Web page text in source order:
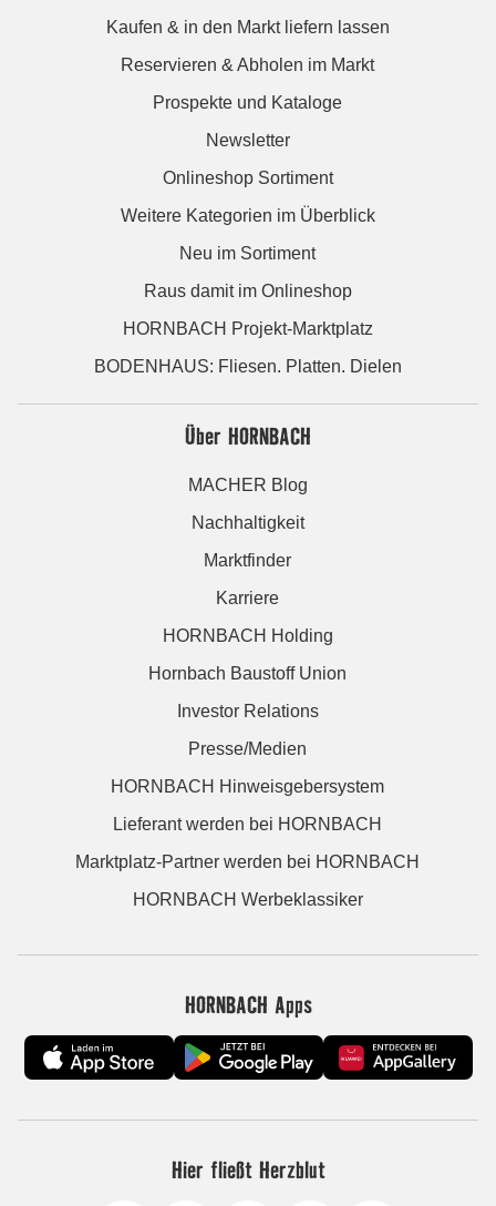
Kaufen & in den Markt liefern lassen
Reservieren & Abholen im Markt
Prospekte und Kataloge
Newsletter
Onlineshop Sortiment
Weitere Kategorien im Überblick
Neu im Sortiment
Raus damit im Onlineshop
HORNBACH Projekt-Marktplatz
BODENHAUS: Fliesen. Platten. Dielen
Über HORNBACH
MACHER Blog
Nachhaltigkeit
Marktfinder
Karriere
HORNBACH Holding
Hornbach Baustoff Union
Investor Relations
Presse/Medien
HORNBACH Hinweisgebersystem
Lieferant werden bei HORNBACH
Marktplatz-Partner werden bei HORNBACH
HORNBACH Werbeklassiker
HORNBACH Apps
Hier fließt Herzblut